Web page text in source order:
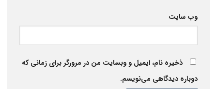
وب‌ سایت
ذخیره نام، ایمیل و وبسایت من در مرورگر برای زمانی که
دوباره دیدگاهی می‌نویسم.